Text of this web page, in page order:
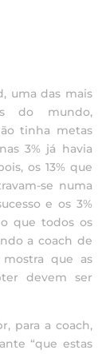
uma das mais
do mundo,
tinha metas
3% já havia
os 13% que
se numa
e os 3%
que todos os
a coach de
que as
devem ser
para a coach,
“que estas